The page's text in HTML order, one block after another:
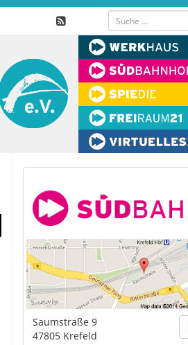
Saumstraße 9
47805 Krefeld